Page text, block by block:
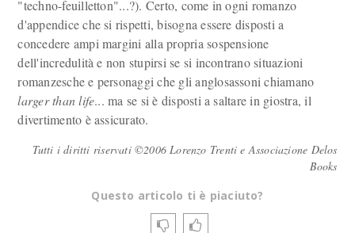
"techno-feuilletton"...?). Certo, come in ogni romanzo
d'appendice che si rispetti, bisogna essere disposti a
concedere ampi margini alla propria sospensione
dell'incredulità e non stupirsi se si incontrano situazioni
romanzesche e personaggi che gli anglosassoni chiamano
larger than life... ma se si è disposti a saltare in giostra, il
divertimento è assicurato.
Tutti i diritti riservati ©2006 Lorenzo Trenti e Associazione Delos
Books
Questo articolo ti è piaciuto?